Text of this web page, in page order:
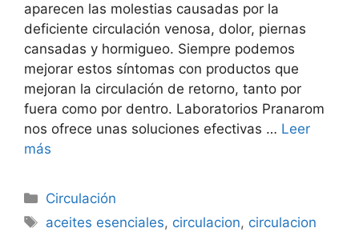
aparecen las molestias causadas por la
deficiente circulación venosa, dolor, piernas
cansadas y hormigueo. Siempre podemos
mejorar estos síntomas con productos que
mejoran la circulación de retorno, tanto por
fuera como por dentro. Laboratorios Pranarom
nos ofrece unas soluciones efectivas … Leer
más
Categorías
Circulación
Etiquetas
aceites esenciales, circulacion, circulacion